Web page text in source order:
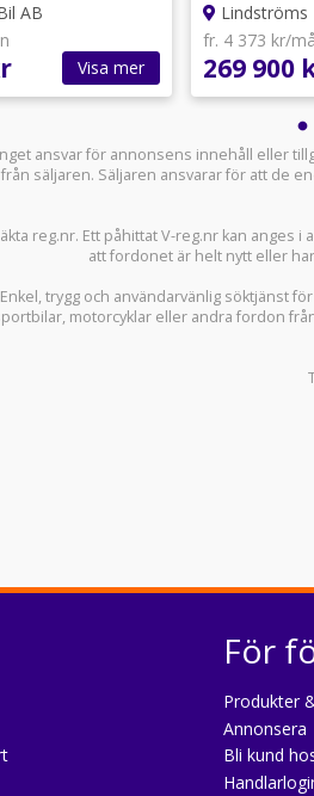
AB
Visa mer
Lindströms
fr. 4 373 kr/
269 900
ansvar för annonsens innehåll eller
säljaren. Säljaren ansvarar för att de
äkta reg.nr. Ett påhittat V-reg.nr kan
att fordonet är helt nytt eller
trygg och användarvänlig söktjänst
, motorcyklar eller andra fordon
För
Produkter
Annonsera
Bli kund